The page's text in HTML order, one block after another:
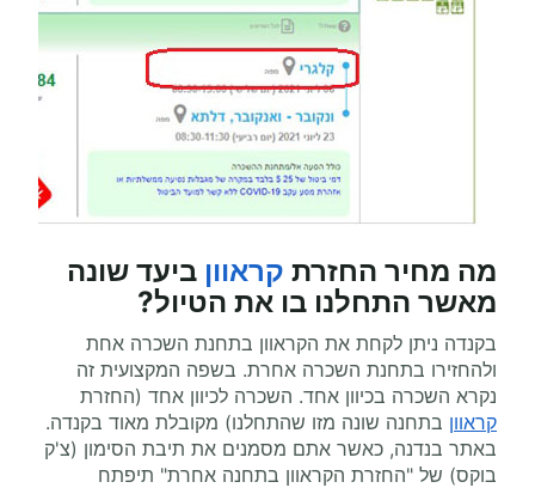
מה מחיר החזרת קראוון ביעד שונה
מאשר התחלנו בו את הטיול?
בקנדה ניתן לקחת את הקראוון בתחנת השכרה אחת
ולהחזירו בתחנת השכרה אחרת. בשפה המקצועית זה
נקרא השכרה בכיוון אחד. השכרה לכיוון אחד (החזרת
קראוון בתחנה שונה מזו שהתחלנו) מקובלת מאוד בקנדה.
באתר בנדנה, כאשר אתם מסמנים את תיבת הסימון (צ'ק
בוקס) של "החזרת הקראוון בתחנה אחרת" תיפתח